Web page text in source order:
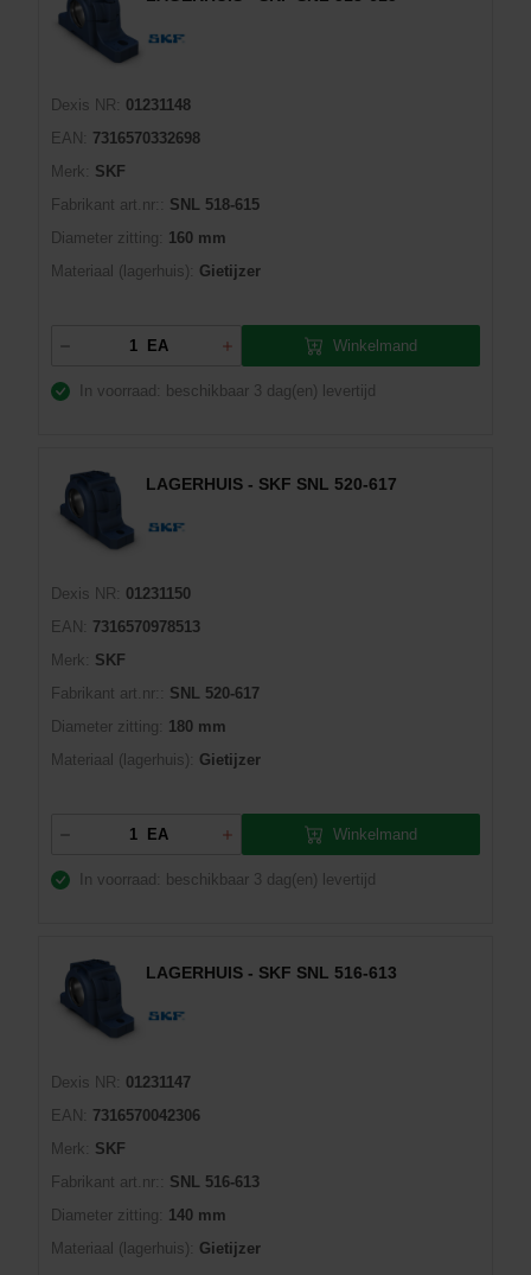
Dexis NR:
01231148
EAN:
7316570332698
Merk:
SKF
Fabrikant art.nr::
SNL 518-615
Diameter zitting:
160 mm
Materiaal (lagerhuis):
Gietijzer
EA Winkelmand
In voorraad: beschikbaar 3 dag(en) levertijd
LAGERHUIS - SKF SNL 520-617
Dexis NR:
01231150
EAN:
7316570978513
Merk:
SKF
Fabrikant art.nr::
SNL 520-617
Diameter zitting:
180 mm
Materiaal (lagerhuis):
Gietijzer
EA Winkelmand
In voorraad: beschikbaar 3 dag(en) levertijd
LAGERHUIS - SKF SNL 516-613
Dexis NR:
01231147
EAN:
7316570042306
Merk:
SKF
Fabrikant art.nr::
SNL 516-613
Diameter zitting:
140 mm
Materiaal (lagerhuis):
Gietijzer